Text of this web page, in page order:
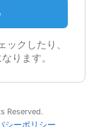
クしたり、
ります。
Reserved.